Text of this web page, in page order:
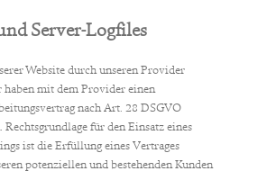
Server-Logfiles
Website durch unseren Provider
haben mit dem Provider einen
nach Art. 28 DSGVO
Rechtsgrundlage für den Einsatz eines
ist die Erfüllung eines Vertrages
potenziellen und bestehenden Kunden